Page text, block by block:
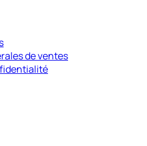
de ventes